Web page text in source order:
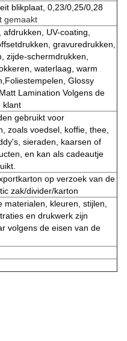
blikplaat, 0,23/0,25/0,28
gemaakt
afdrukken, UV-coating,
gravuredrukken,
zijde-schermdrukken,
waterlaag, warm
Glossy
Lamination Volgens de
klant
gebruikt voor
zoals voedsel, koffie, thee,
sieraden, kaarsen of
en kan als cadeautje
op verzoek van de
zak/divider/karton
materialen, kleuren, stijlen,
en drukwerk zijn
volgens de eisen van de